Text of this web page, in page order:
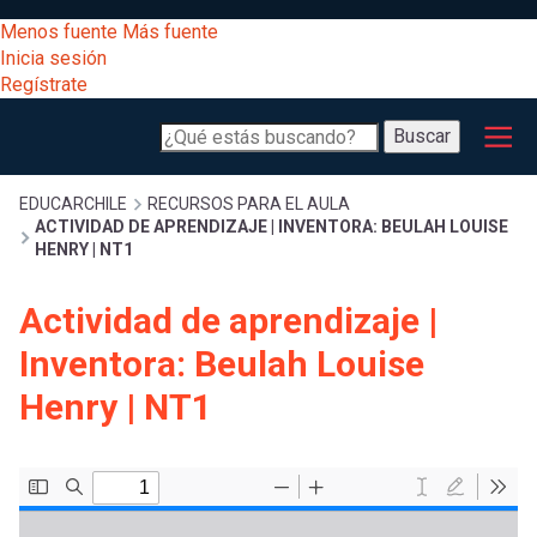
al
contenido
principal
[Educarchile
Escritorio]
Menú
entrar
a
mi
Menos fuente Más fuente
Inicia sesión
Regístrate
Buscar
Buscar
Menú
principal
Desarrollo
Expand
Gestión
curricular
Comunidad
Expand
Exploración
Expand
[Educarchile
sesión
Regístrate
Sobrescribir
enlaces
de
ayuda
a
EDUCARCHILE
RECURSOS PARA EL AULA
ACTIVIDAD DE APRENDIZAJE | INVENTORA: BEULAH LOUISE
HENRY | NT1
Actividad de aprendizaje |
Inventora: Beulah Louise
Henry | NT1
registrarte.
Inicia sesión.